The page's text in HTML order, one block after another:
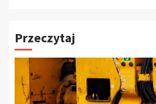
Przeczytaj